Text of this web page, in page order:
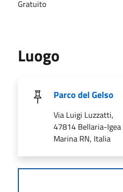
Gratuito
Luogo
Parco del Gelso
Via Luigi Luzzatti,
47814 Bellaria-Igea
Marina RN, Italia